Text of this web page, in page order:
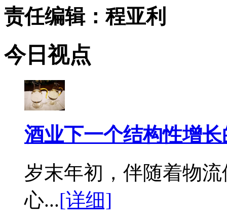
责任编辑：程亚利
今日视点
酒业下一个结构性增
岁末年初，伴随着物
心...[详细]